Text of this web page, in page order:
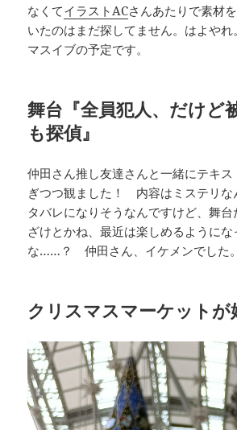
なくてイラストACさんあたりで素材
いたのはまだ探してません。はよやれ
マスイブの予定です。
舞台『全員犯人、だけど
も探偵』
仲田さん推し友達さんと一緒にテキ
ぎつつ観ました！ 内容はミステリな
タバレになりそうなんですけど、舞
ざけとかね、最近は楽しめるように
な……？ 仲田さん、イケメンでした。
クリスマスマーケット